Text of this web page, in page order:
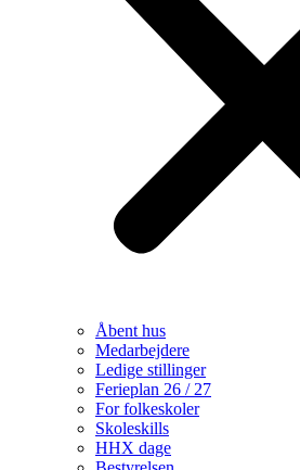
Åbent hus
Medarbejdere
Ledige stillinger
Ferieplan 26 / 27
For folkeskoler
Skoleskills
HHX dage